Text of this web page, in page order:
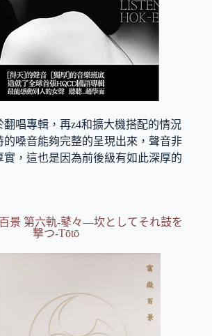
翻唱專輯，再z4和擴大機搭配的情況
的嗓音能夠完整的呈現出來，聲音非
實，這也是因為前後級有如此深厚的
景 第六軌-鼕々—坎としてそれ鼓を
撃つ-Tōtō